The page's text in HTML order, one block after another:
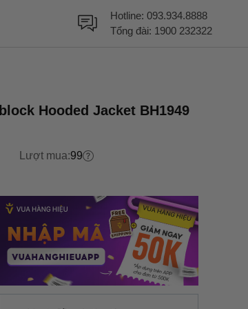
Hotline: 093.934.8888
Tổng đài: 1900 232322
Hooded Jacket BH1949
Lượt mua:99